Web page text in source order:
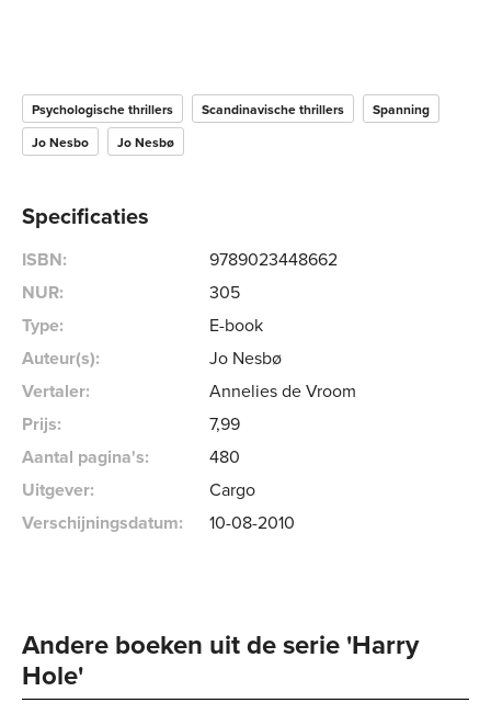
Psychologische thrillers Scandinavische thrillers
Spanning
Jo Nesbo
Jo Nesbø
Specificaties
ISBN:
9789023448662
NUR:
305
Type:
E-book
Auteur(s):
Jo Nesbø
Vertaler:
Annelies de Vroom
Prijs:
7,99
Aantal pagina's:
480
Uitgever:
Cargo
Verschijningsdatum:
10-08-2010
Andere boeken uit de serie 'Harry
Hole'